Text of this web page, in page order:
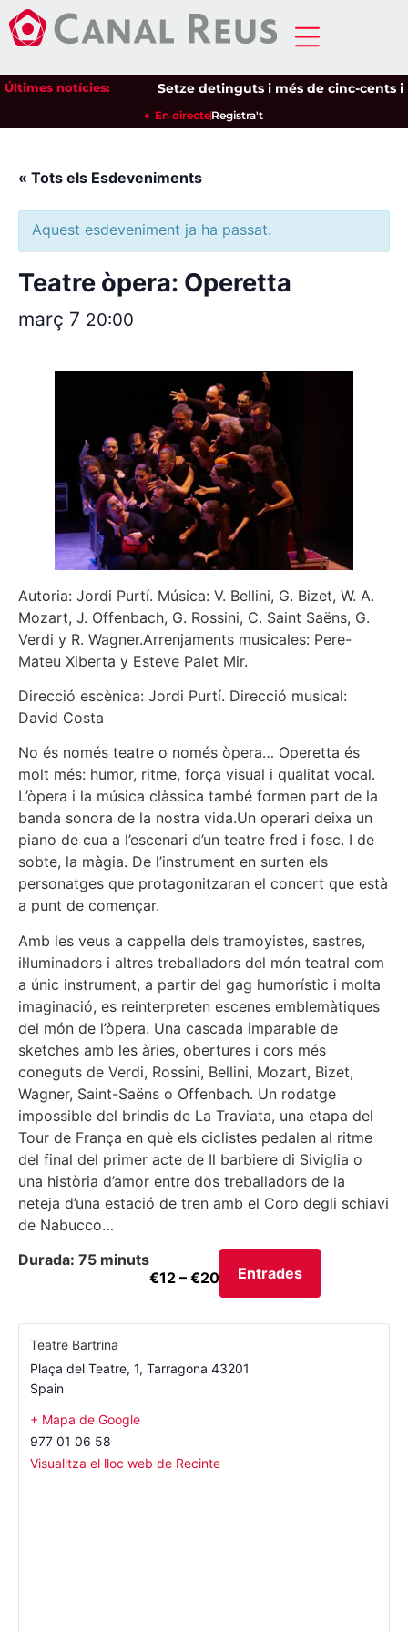
Últimes notícies: Setze detinguts i més de cinc-cents
En directeRegistra't
« Tots els Esdeveniments
Aquest esdeveniment ja ha passat.
Teatre òpera: Operetta
març 7 20:00
Autoria: Jordi Purtí. Música: V. Bellini, G. Bizet, W. A.
Mozart, J. Offenbach, G. Rossini, C. Saint Saëns, G.
Verdi y R. Wagner.Arrenjaments musicales: Pere-
Mateu Xiberta y Esteve Palet Mir.
Direcció escènica: Jordi Purtí. Direcció musical:
David Costa
No és només teatre o només òpera… Operetta és
molt més: humor, ritme, força visual i qualitat vocal.
L’òpera i la música clàssica també formen part de la
banda sonora de la nostra vida.Un operari deixa un
piano de cua a l’escenari d’un teatre fred i fosc. I de
sobte, la màgia. De l’instrument en surten els
personatges que protagonitzaran el concert que està
a punt de començar.
Amb les veus a cappella dels tramoyistes, sastres,
il·luminadors i altres treballadors del món teatral com
a únic instrument, a partir del gag humorístic i molta
imaginació, es reinterpreten escenes emblemàtiques
del món de l’òpera. Una cascada imparable de
sketches amb les àries, obertures i cors més
coneguts de Verdi, Rossini, Bellini, Mozart, Bizet,
Wagner, Saint-Saëns o Offenbach. Un rodatge
impossible del brindis de La Traviata, una etapa del
Tour de França en què els ciclistes pedalen al ritme
del final del primer acte de Il barbiere di Siviglia o
una història d’amor entre dos treballadors de la
neteja d’una estació de tren amb el Coro degli schiavi
de Nabucco…
Durada: 75 minuts
€12 – €20
Entrades
Teatre Bartrina
Plaça del Teatre, 1, Tarragona 43201
Spain
+ Mapa de Google
977 01 06 58
Visualitza el lloc web de Recinte